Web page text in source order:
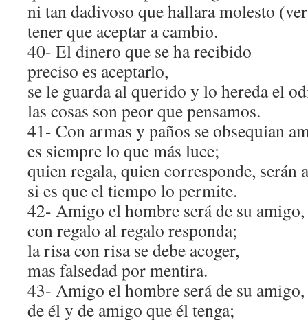
ni tan dadivoso que hallara molesto
tener que aceptar a cambio.
40- El dinero que se ha recibido
preciso es aceptarlo,
se le guarda al querido y lo hereda el
las cosas son peor que pensamos.
41- Con armas y paños se obsequian
es siempre lo que más luce;
quien regala, quien corresponde, serán
si es que el tiempo lo permite.
42- Amigo el hombre será de su amigo,
con regalo al regalo responda;
la risa con risa se debe acoger,
mas falsedad por mentira.
43- Amigo el hombre será de su amigo,
de él y de amigo que él tenga;